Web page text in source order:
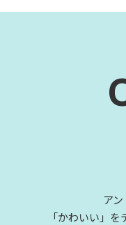
ア
「かわいい」